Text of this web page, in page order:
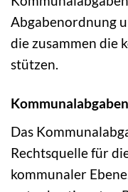
Abgabenordnung
die zusammen die
stützen.
Das
Rechtsquelle für
kommunaler